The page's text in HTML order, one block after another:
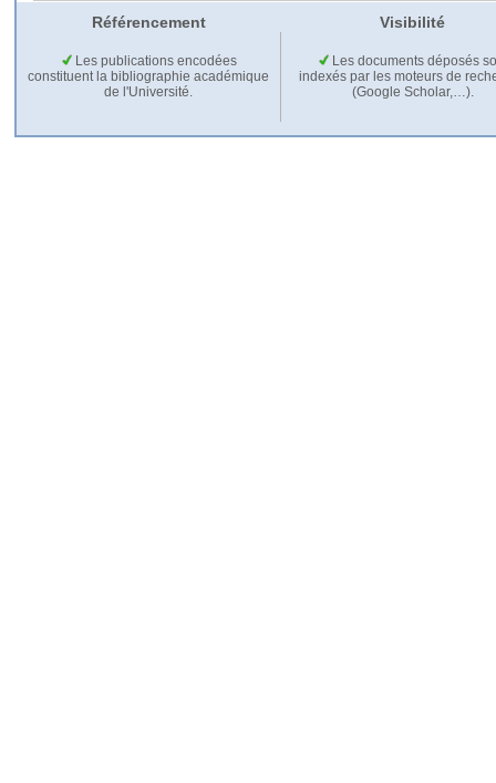
Référencement Visibilité
Les publications encodées
constituent la bibliographie académique
de l'Université.
Les documents déposés
indexés par les moteurs de
(Google Scholar,…).